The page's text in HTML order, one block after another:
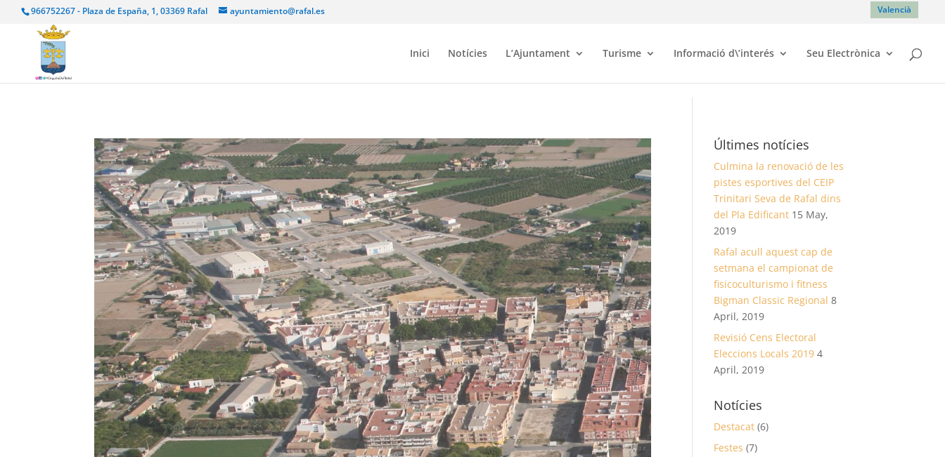
966752267 - Plaza de España, 1, 03369 Rafal ayuntamiento@rafal.es Valencià
Inici Notícies L’Ajuntament Turisme Informació d\’interés Seu Electrònica
Últimes notícies
Culmina la renovació de les
pistes esportives del CEIP
Trinitari Seva de Rafal dins
del Pla Edificant 15 May,
2019
Rafal acull aquest cap de
setmana el campionat de
fisicoculturismo i fitness
Bigman Classic Regional 8
April, 2019
Revisió Cens Electoral
Eleccions Locals 2019 4
April, 2019
Notícies
Destacat (6)
Festes (7)